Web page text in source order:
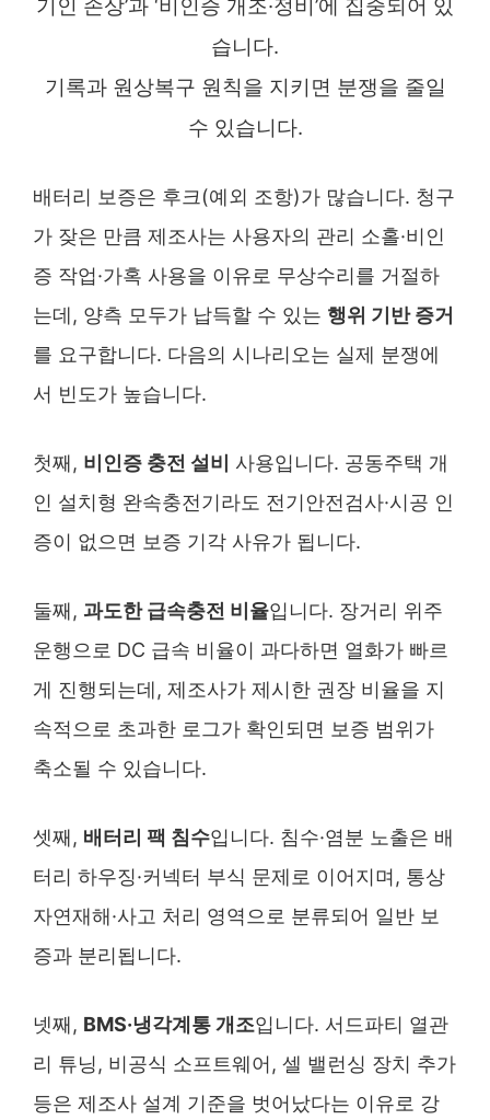
기인 손상’과 ‘비인증 개조·정비’에 집중되어 있
습니다.
기록과 원상복구 원칙을 지키면 분쟁을 줄일
수 있습니다.
배터리 보증은 후크(예외 조항)가 많습니다. 청구
가 잦은 만큼 제조사는 사용자의 관리 소홀·비인
증 작업·가혹 사용을 이유로 무상수리를 거절하
는데, 양측 모두가 납득할 수 있는 행위 기반 증거
를 요구합니다. 다음의 시나리오는 실제 분쟁에
서 빈도가 높습니다.
첫째, 비인증 충전 설비 사용입니다. 공동주택 개
인 설치형 완속충전기라도 전기안전검사·시공 인
증이 없으면 보증 기각 사유가 됩니다.
둘째, 과도한 급속충전 비율입니다. 장거리 위주
운행으로 DC 급속 비율이 과다하면 열화가 빠르
게 진행되는데, 제조사가 제시한 권장 비율을 지
속적으로 초과한 로그가 확인되면 보증 범위가
축소될 수 있습니다.
셋째, 배터리 팩 침수입니다. 침수·염분 노출은 배
터리 하우징·커넥터 부식 문제로 이어지며, 통상
자연재해·사고 처리 영역으로 분류되어 일반 보
증과 분리됩니다.
넷째, BMS·냉각계통 개조입니다. 서드파티 열관
리 튜닝, 비공식 소프트웨어, 셀 밸런싱 장치 추가
등은 제조사 설계 기준을 벗어났다는 이유로 강